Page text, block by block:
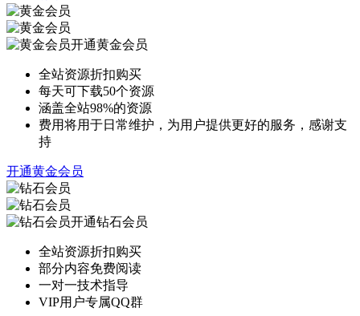
开通黄金会员
全站资源折扣购买
每天可下载50个资源
涵盖全站98%的资源
费用将用于日常维护，为用户提供更好的服务，感谢支
持
开通黄金会员
开通钻石会员
全站资源折扣购买
部分内容免费阅读
一对一技术指导
VIP用户专属QQ群